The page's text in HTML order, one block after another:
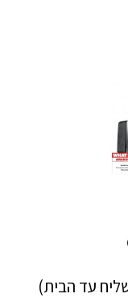
עד הבית)